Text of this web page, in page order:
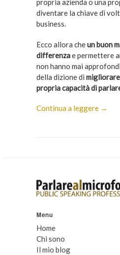
propria azienda o una
diventare la chiave di
business.
Ecco allora cheun buon
differenzae permettere
non hanno mai
della dizione di
propria capacità di
Continua a leggere →
Menu
Home
Chi sono
Il mio blog